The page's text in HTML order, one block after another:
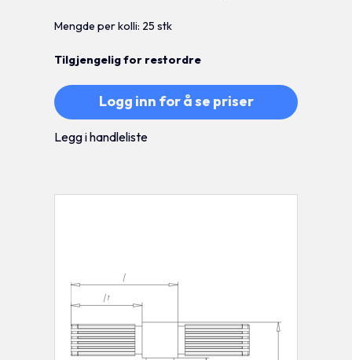
Mengde per kolli: 25 stk
Tilgjengelig for restordre
Logg inn for å se priser
Legg i handleliste